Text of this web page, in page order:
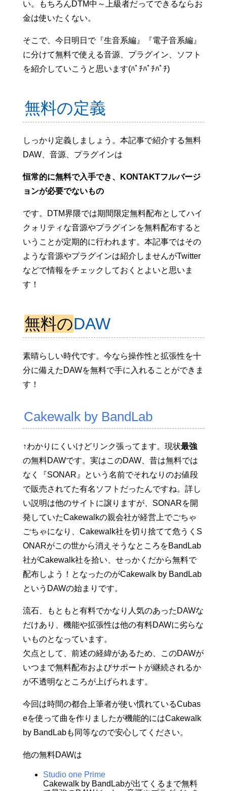
い。もちろんDTM中～上級者だってできるならお
金は使いたくない。
そこで、今日明日で『生音系編』『電子音系編』
に分けて無料で使える音源、プラグイン、ソフト
を紹介していこうと思います(ﾊﾟﾁﾊﾟﾁﾊﾟﾁ)
無料の定義
しっかり定義しましょう。本記事で紹介する無料
DAW、音源、プラグインは
恒常的に無料で入手でき、KONTAKTフルバージ
ョンが必要でないもの
です。DTM界隈では期間限定無料配布としてハイ
クォリティな音源やプラグインを無料配布すると
いうことが定期的に行われます。本記事ではその
ような音源やプラグインは紹介しませんがTwitter
などで情報をチェックしておくとよいと思いま
す！
無料のDAW
素晴らしい時代です。今なら操作性と拡張性を十
分に備えたDAWを無料で手に入れることができま
す！
Cakewalk by BandLab
↑わかりにくいけどリンク張ってます。現状最強
の無料DAWです。実はこのDAW、昔は無料では
なく『SONAR』という名前でそれなりのお値段
で販売されてた有名ソフトだったんですね。詳し
い説明は他のサイトに譲りますが、SONARを開
発していたCakewalkの親会社が経営上でごちゃ
ごちゃになり、Cakewalk社を切り捨てて危うくS
ONARがこの世から消えそうなところをBandLab
社がCakewalk社を拾い、せっかくだから無料で
配布しよう！となったのがCakewalk by BandLab
というDAWの始まりです。
流石、もともと有料でかなり人気のあったDAWな
だけあり、機能や拡張性は他の有料DAWに劣らな
いものとなっています。
欠点として、前述の経緯があるため、このDAWが
いつまで無料配布およびサポートが継続されるか
が不透明なところが上げられます。
今回は時間の都合上筆者が使い慣れているCubas
eを使って曲を作りましたが機能的にはCakewalk
by BandLabも同等なので安心してください。
他の無料DAWは
Studio one Prime
Cakewalk by BandLabが出てくるまで無料